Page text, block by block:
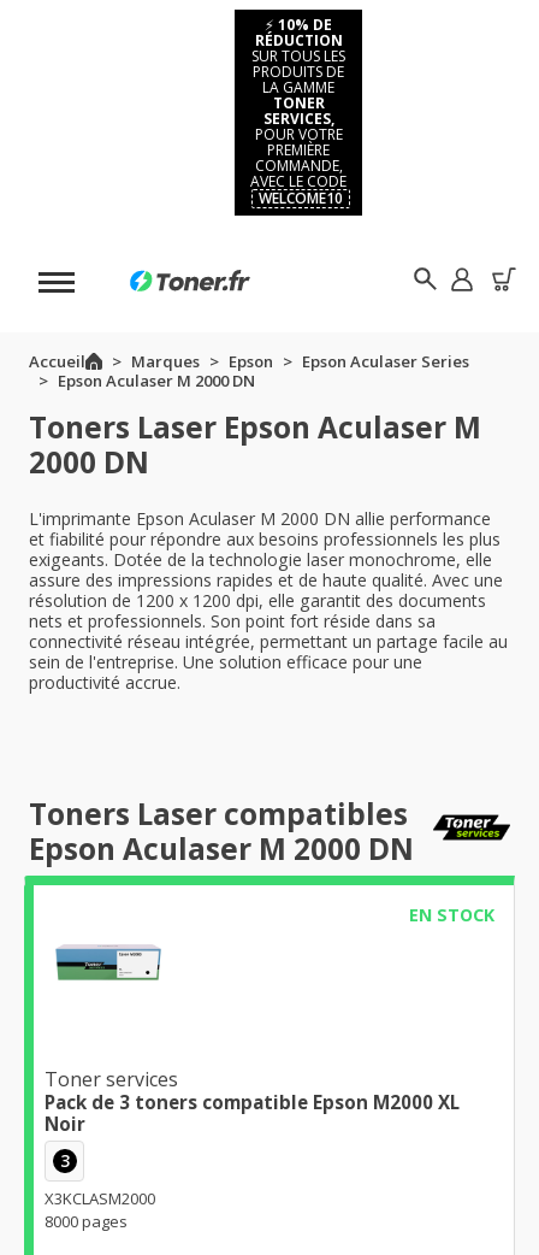
⚡ 10% DE
RÉDUCTION
SUR TOUS LES
PRODUITS DE
LA GAMME
TONER
SERVICES,
POUR VOTRE
PREMIÈRE
COMMANDE,
AVEC LE CODE
WELCOME10
Accueil Marques Epson
Epson Aculaser Series
Epson Aculaser M 2000 DN
Toners Laser Epson Aculaser M
2000 DN
L'imprimante Epson Aculaser M 2000 DN allie performance
et fiabilité pour répondre aux besoins professionnels les plus
exigeants. Dotée de la technologie laser monochrome, elle
assure des impressions rapides et de haute qualité. Avec une
résolution de 1200 x 1200 dpi, elle garantit des documents
nets et professionnels. Son point fort réside dans sa
connectivité réseau intégrée, permettant un partage facile au
sein de l'entreprise. Une solution efficace pour une
productivité accrue.
Toners Laser compatibles
Epson Aculaser M 2000 DN
EN STOCK
Toner services
Pack de 3 toners compatible Epson M2000 XL
Noir
3
X3KCLASM2000
8000 pages